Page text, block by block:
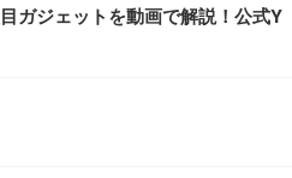
ガジェットを動画で解説！公式Y